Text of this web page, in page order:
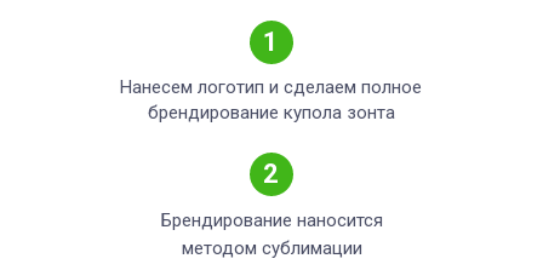
Нанесем логотип и сделаем полное
брендирование купола зонта
Брендирование наносится
методом сублимации
1
2